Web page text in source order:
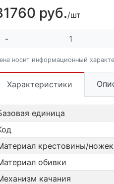
руб./шт
-
носит информационный
Характеристики
единица
крестовины/ножек
обивки
качания